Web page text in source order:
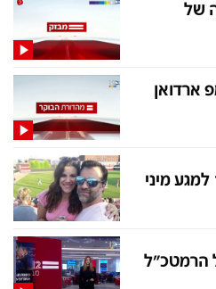
ערב טוב עם גיא פינס
נסיעות
12+
דרושים חדשות 12
של
ארדואן